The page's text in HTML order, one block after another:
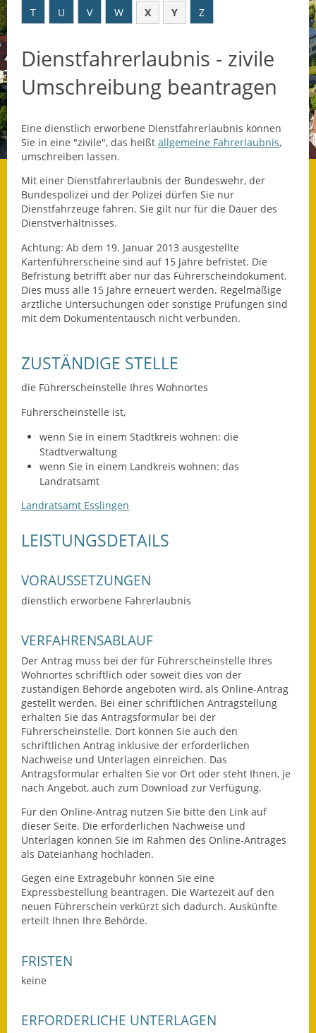
Datenschutz
Datenschutz im
Steueramt
Gebärdensprache
Geschichte und
Gegenwart
Was die Alten noch
wussten!
Informationsbroschüre
Lärmaktionsplan
Leichte Sprache
Notfallplanung
Ortsplan
Straßenbau
Kreisstraße
Ausweichfahrplan
Buslinie 168
Stellenausschreibungen
Zahlen und Fakten
Rathaus
Behördenadressen
Beratungsstellen im
Landkreis
Dienstleistungen
T
U V W X Y Z
Dienstfahrerlaubnis - zivile
Umschreibung beantragen
Eine dienstlich erworbene Dienstfahrerlaubnis können
Sie in eine "zivile", das heißt allgemeine Fahrerlaubnis,
umschreiben lassen.
Mit einer Dienstfahrerlaubnis der Bundeswehr, der
Bundespolizei und der Polizei dürfen Sie nur
Dienstfahrzeuge fahren. Sie gilt nur für die Dauer des
Dienstverhältnisses.
Achtung: Ab dem 19. Januar 2013 ausgestellte
Kartenführerscheine sind auf 15 Jahre befristet. Die
Befristung betrifft aber nur das Führerscheindokument.
Dies muss alle 15 Jahre erneuert werden. Regelmäßige
ärztliche Untersuchungen oder sonstige Prüfungen sind
mit dem Dokumententausch nicht verbunden.
ZUSTÄNDIGE STELLE
die Führerscheinstelle Ihres Wohnortes
Führerscheinstelle ist,
wenn Sie in einem Stadtkreis wohnen: die
Stadtverwaltung
wenn Sie in einem Landkreis wohnen: das
Landratsamt
Landratsamt Esslingen
LEISTUNGSDETAILS
VORAUSSETZUNGEN
dienstlich erworbene Fahrerlaubnis
VERFAHRENSABLAUF
Der Antrag muss bei der für Führerscheinstelle Ihres
Wohnortes schriftlich oder soweit dies von der
zuständigen Behörde angeboten wird, als Online-Antrag
gestellt werden. Bei einer schriftlichen Antragstellung
erhalten Sie das Antragsformular bei der
Führerscheinstelle. Dort können Sie auch den
schriftlichen Antrag inklusive der erforderlichen
Nachweise und Unterlagen einreichen. Das
Antragsformular erhalten Sie vor Ort oder steht Ihnen, je
nach Angebot, auch zum Download zur Verfügung.
Für den Online-Antrag nutzen Sie bitte den Link auf
dieser Seite. Die erforderlichen Nachweise und
Unterlagen können Sie im Rahmen des Online-Antrages
als Dateianhang hochladen.
Gegen eine Extragebühr können Sie eine
Expressbestellung beantragen. Die Wartezeit auf den
neuen Führerschein verkürzt sich dadurch. Auskünfte
erteilt Ihnen Ihre Behörde.
FRISTEN
keine
ERFORDERLICHE UNTERLAGEN